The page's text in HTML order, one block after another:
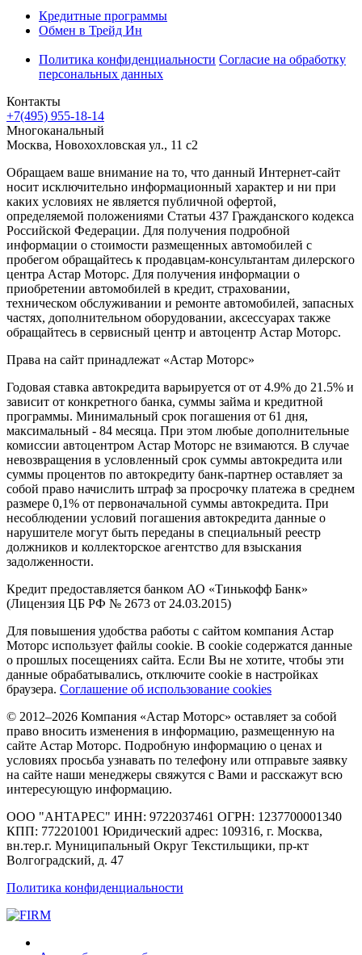
Кредитные программы
Обмен в Трейд Ин
Политика конфиденциальности Согласие на обработку
персональных данных
Контакты
+7(495) 955-18-14
Многоканальный
Москва, Новохохловская ул., 11 с2
Обращаем ваше внимание на то, что данный Интернет-сайт
носит исключительно информационный характер и ни при
каких условиях не является публичной офертой,
определяемой положениями Статьи 437 Гражданского кодекса
Российской Федерации. Для получения подробной
информации о стоимости размещенных автомобилей с
пробегом обращайтесь к продавцам-консультантам дилерского
центра Астар Моторс. Для получения информации о
приобретении автомобилей в кредит, страховании,
техническом обслуживании и ремонте автомобилей, запасных
частях, дополнительном оборудовании, аксессуарах также
обращайтесь в сервисный центр и автоцентр Астар Моторс.
Права на сайт принадлежат «Астар Моторс»
Годовая ставка автокредита варьируется от от 4.9% до 21.5% и
зависит от конкретного банка, суммы займа и кредитной
программы. Минимальный срок погашения от 61 дня,
максимальный - 84 месяца. При этом любые дополнительные
комиссии автоцентром Астар Моторс не взимаются. В случае
невозвращения в условленный срок суммы автокредита или
суммы процентов по автокредиту банк-партнер оставляет за
собой право начислить штраф за просрочку платежа в среднем
размере 0,1% от первоначальной суммы автокредита. При
несоблюдении условий погашения автокредита данные о
нарушителе могут быть переданы в специальный реестр
должников и коллекторское агентство для взыскания
задолженности.
Кредит предоставляется банком АО «Тинькофф Банк»
(Лицензия ЦБ РФ № 2673 от 24.03.2015)
Для повышения удобства работы с сайтом компания Астар
Моторс использует файлы cookie. В cookie содержатся данные
о прошлых посещениях сайта. Если Вы не хотите, чтобы эти
данные обрабатывались, отключите cookie в настройках
браузера. Соглашение об использование cookies
© 2012–2026 Компания «Астар Моторс» оставляет за собой
право вносить изменения в информацию, размещенную на
сайте Астар Моторс. Подробную информацию о ценах и
условиях просьба узнавать по телефону или отправьте заявку
на сайте наши менеджеры свяжутся с Вами и расскажут всю
интересующую информацию.
ООО "АНТАРЕС" ИНН: 9722037461 ОГРН: 1237700001340
КПП: 772201001 Юридический адрес: 109316, г. Москва,
вн.тер.г. Муниципальный Округ Текстильщики, пр-кт
Волгоградский, д. 47
Политика конфиденциальности